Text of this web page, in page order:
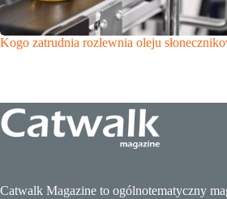
Kogo zatrudnia rozlewnia oleju
Catwalk Magazine to ogólnotematyczny